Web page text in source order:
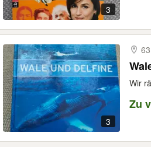
3
3
Wir
Zu